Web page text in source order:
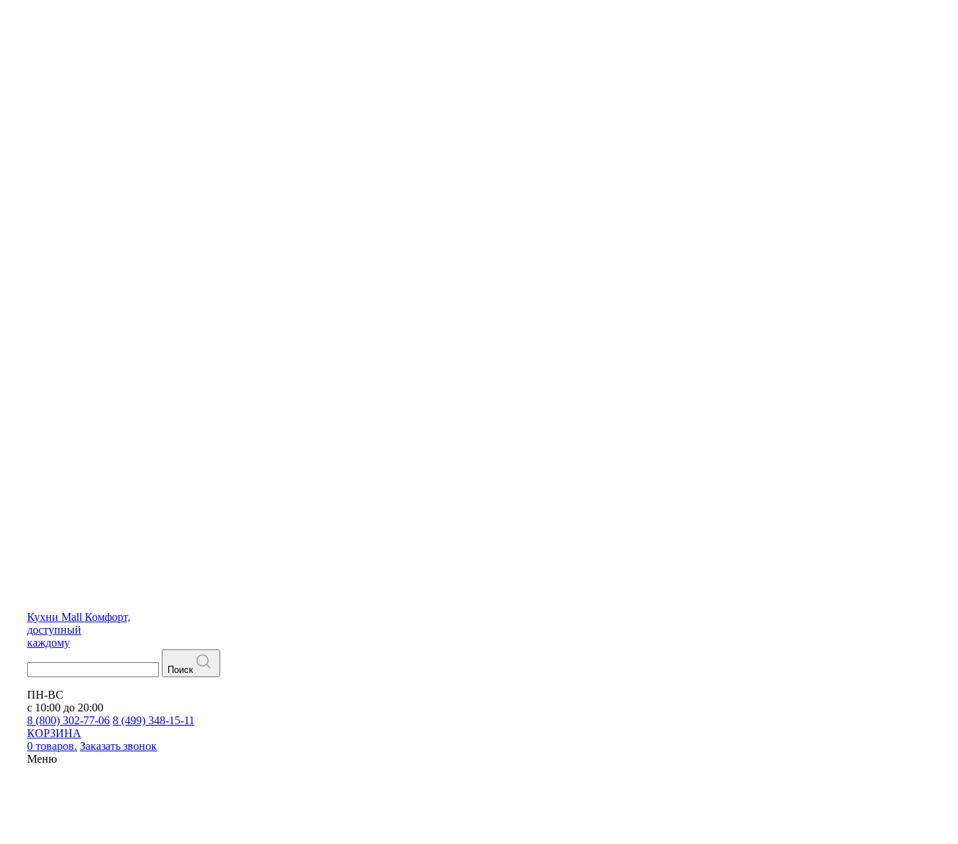
Кухни Mall Комфорт,
доступный
каждому
Поиск
ПН-ВС
с 10:00 до 20:00
8 (800) 302-77-06 8 (499) 348-15-11
КОРЗИНА
0 товаров. Заказать звонок
Меню